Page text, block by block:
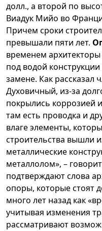
долл., а второй по
Виадук Мийо во
Причем сроки
превышали пяти лет.
временем
под водой
замене. Как рассказал
Духовичный, из-за
покрылись коррозией
там есть проводка и
влаге элементы,
строительства вышли
металлические
металлолом», –
подтверждают слова
опоры, которые стоят
много лет назад как
учитывая изменения
рассматривают